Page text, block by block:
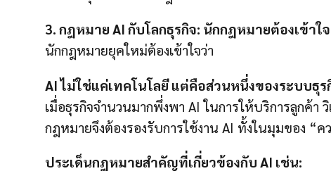
3. กฎหมาย AI กับโลกธุรกิจ: นักกฎหมายต้องเข้าใ
นักกฎหมายยุคใหม่ต้องเข้าใจว่า
AI ไม่ใช่แค่เทคโนโลยี แต่คือส่วนหนึ่งของระบบธุร
เมื่อธุรกิจจำนวนมากพึ่งพา AI ในการให้บริการลูกค้า
กฎหมายจึงต้องรองรับการใช้งาน AI ทั้งในมุมของ “
ประเด็นกฎหมายสำคัญที่เกี่ยวข้องกับ AI เช่น: